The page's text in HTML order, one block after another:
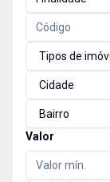
Tipos de
Cidade
Bairro
Valor